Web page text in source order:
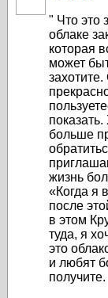
" Что это
облаке
которая
может
больше
жизнь
«Когда я
после
в этом
туда, я
это
и любят
получите.